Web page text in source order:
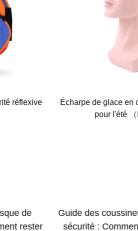
réflexive
Écharpe de glace en
pour l'été （
de
rester
Guide des
sécurité :